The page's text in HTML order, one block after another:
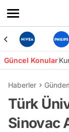
Güncel Konular
Haberler
Türk
Sinovac